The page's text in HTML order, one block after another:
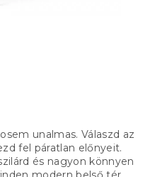
unalmas. Válaszd az
fel páratlan előnyeit.
és nagyon könnyen